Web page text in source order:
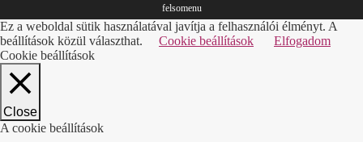
felsomenu
Ez a weboldal sütik használatával javítja a felhasználói élményt. A
beállítások közül választhat.
Cookie beállítások
Elfogadom
Cookie beállítások
Close
A cookie beállítások